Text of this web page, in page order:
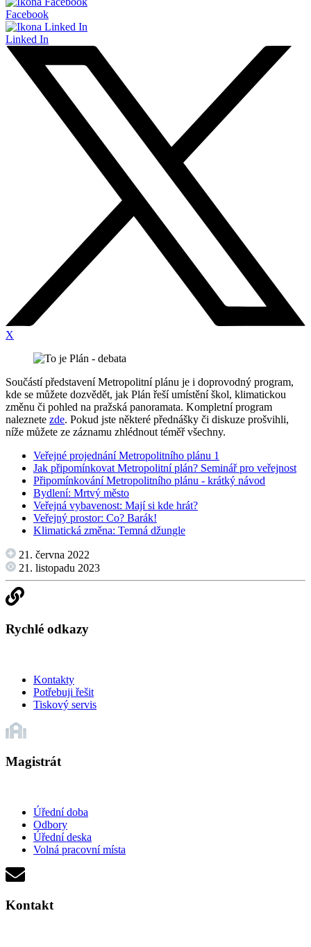
Facebook
Linked In
X
Součástí představení Metropolitní plánu je i doprovodný program,
kde se můžete dozvědět, jak Plán řeší umístění škol, klimatickou
změnu či pohled na pražská panoramata. Kompletní program
naleznete zde. Pokud jste některé přednášky či diskuze prošvihli,
níže můžete ze záznamu zhlédnout téměř všechny.
Veřejné projednání Metropolitního plánu 1
Jak připomínkovat Metropolitní plán? Seminář pro veřejnost
Připomínkování Metropolitního plánu - krátký návod
Bydlení: Mrtvý město
Veřejná vybavenost: Mají si kde hrát?
Veřejný prostor: Co? Barák!
Klimatická změna: Temná džungle
21. června 2022
21. listopadu 2023
Rychlé odkazy
Kontakty
Potřebuji řešit
Tiskový servis
Magistrát
Úřední doba
Odbory
Úřední deska
Volná pracovní místa
Kontakt